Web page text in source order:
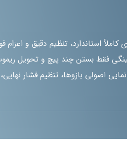
استاندارد، تنظیم دقیق و
فقط بستن چند پیچ و تحویل
اصولی بازوها، تنظیم فشار